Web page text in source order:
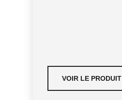
VOIR LE PRODUIT